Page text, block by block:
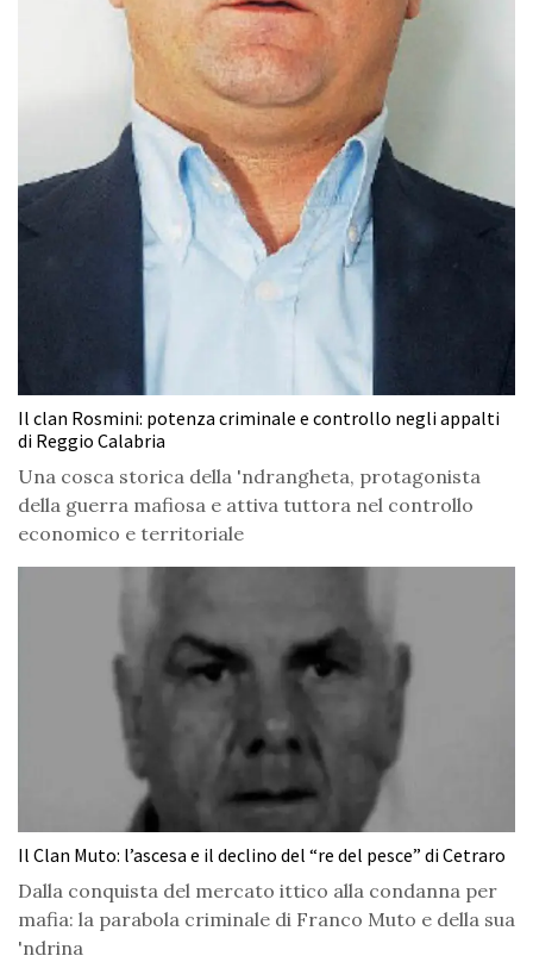
Il clan Rosmini: potenza criminale e controllo negli appalti
di Reggio Calabria
Una cosca storica della 'ndrangheta, protagonista
della guerra mafiosa e attiva tuttora nel controllo
economico e territoriale
Il Clan Muto: l’ascesa e il declino del “re del pesce” di Cetraro
Dalla conquista del mercato ittico alla condanna per
mafia: la parabola criminale di Franco Muto e della sua
'ndrina